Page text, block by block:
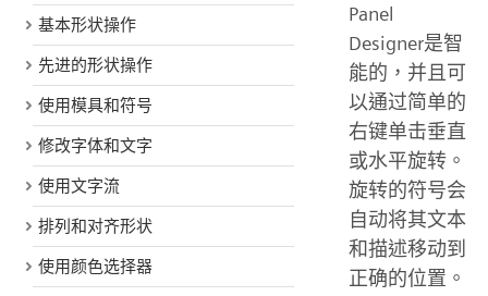
基本形状操作
先进的形状操作
使用模具和符号
修改字体和文字
使用文字流
排列和对齐形状
使用颜色选择器
Panel
Designer是智
能的，并且可
以通过简单的
右键单击垂直
或水平旋转。
旋转的符号会
自动将其文本
和描述移动到
正确的位置。